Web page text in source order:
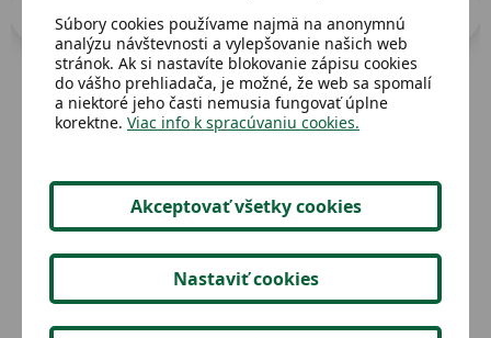
Dostupný
Detail 2,00 €
Súbory cookies používame najmä na anonymnú
analýzu návštevnosti a vylepšovanie našich web
stránok. Ak si nastavíte blokovanie zápisu cookies
do vášho prehliadača, je možné, že web sa spomalí
a niektoré jeho časti nemusia fungovať úplne
korektne. Viac info k spracúvaniu cookies.
Akceptovať všetky cookies
Nastaviť cookies